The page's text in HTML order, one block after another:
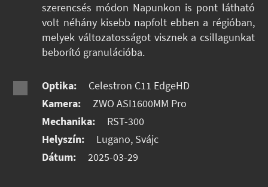
szerencsés módon Napunkon is pont látható
volt néhány kisebb napfolt ebben a régióban,
melyek változatosságot visznek a csillagunkat
beborító granulációba.
Optika:
Celestron C11 EdgeHD
Kamera:
ZWO ASI1600MM Pro
Mechanika:
RST-300
Helyszín:
Lugano, Svájc
Dátum:
2025-03-29